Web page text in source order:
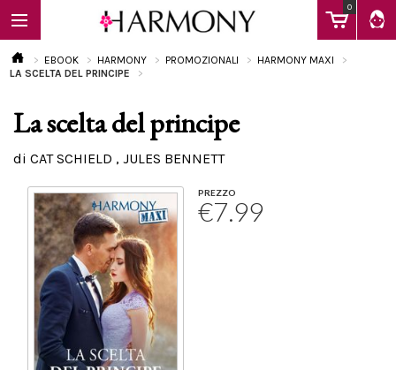
0
EBOOK
Calendario
EBOOK HARMONY PROMOZIONALI
HARMONY MAXI
LA SCELTA DEL PRINCIPE
La scelta del principe
di CAT SCHIELD , JULES BENNETT
PREZZO
€7.99